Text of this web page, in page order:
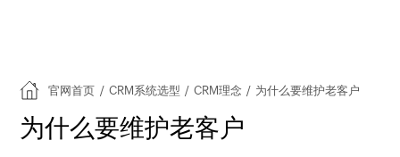
官网首页 / CRM系统选型 / CRM理念 / 为什么要维护老客户
为什么要维护老客户